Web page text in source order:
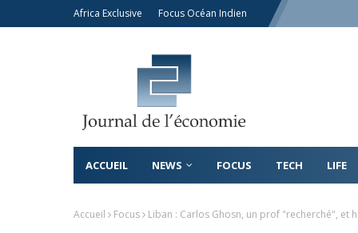
Africa Exclusive Focus Océan Indien
ACCUEIL NEWS FOCUS TECH LIFE
Accueil Focus Liban : Carlos Ghosn, un prof "recherché", et